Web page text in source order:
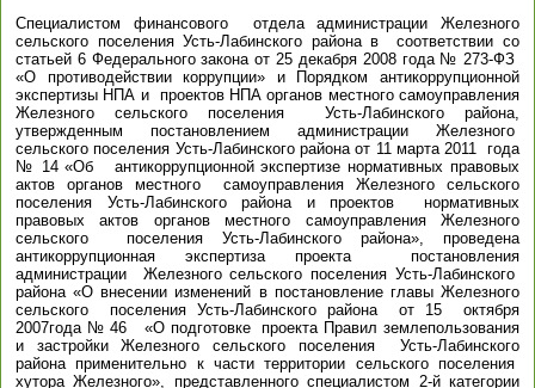
Специалистом финансового отдела администрации Железного
сельского поселения Усть-Лабинского района в соответствии со
статьей 6 Федерального закона от 25 декабря 2008 года № 273-ФЗ
«О противодействии коррупции» и Порядком антикоррупционной
экспертизы НПА и проектов НПА органов местного самоуправления
Железного сельского поселения Усть-Лабинского района,
утвержденным постановлением администрации Железного
сельского поселения Усть-Лабинского района от 11 марта 2011 года
№ 14 «Об антикоррупционной экспертизе нормативных правовых
актов органов местного самоуправления Железного сельского
поселения Усть-Лабинского района и проектов нормативных
правовых актов органов местного самоуправления Железного
сельского поселения Усть-Лабинского района», проведена
антикоррупционная экспертиза проекта постановления
администрации Железного сельского поселения Усть-Лабинского
района «О внесении изменений в постановление главы Железного
сельского поселения Усть-Лабинского района от 15 октября
2007года № 46 «О подготовке проекта Правил землепользования
и застройки Железного сельского поселения Усть-Лабинского
района применительно к части территории сельского поселения
хутора Железного», представленного специалистом 2-й категории